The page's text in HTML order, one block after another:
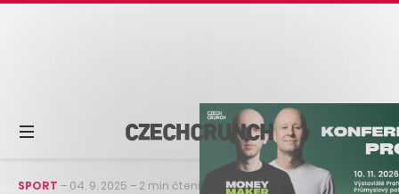
SPORT – 04. 9. 2025 – 2 min čtení